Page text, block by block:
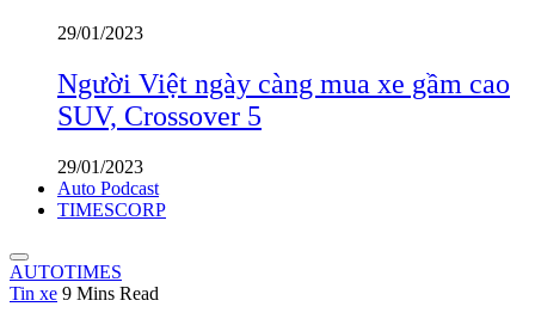
29/01/2023
Người Việt ngày càng mua xe gầm cao
SUV, Crossover 5
29/01/2023
Auto Podcast
TIMESCORP
AUTOTIMES
Tin xe 9 Mins Read